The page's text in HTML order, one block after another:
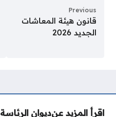
Previous
قانون هيئة المعاشات
الجديد 2026
اقرأ المزيد عنديوان الرئاسة